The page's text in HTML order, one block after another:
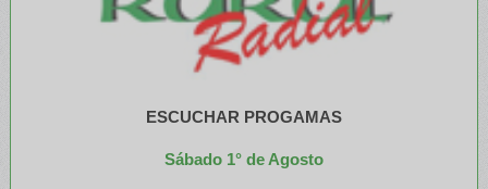
ESCUCHAR PROGAMAS
Sábado 1° de Agosto